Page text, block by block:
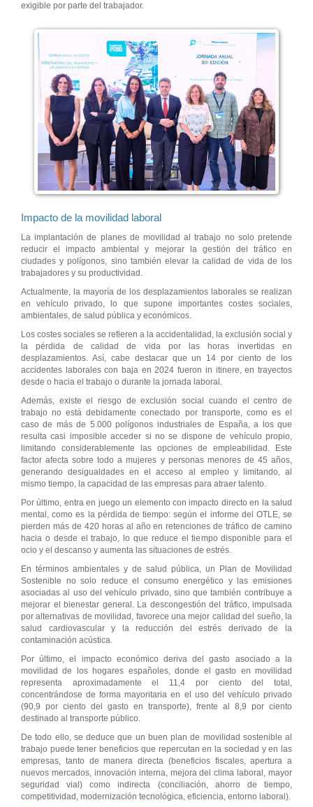
exigible por parte del trabajador.
Impacto de la movilidad laboral
La implantación de planes de movilidad al trabajo no solo pretende
reducir el impacto ambiental y mejorar la gestión del tráfico en
ciudades y polígonos, sino también elevar la calidad de vida de los
trabajadores y su productividad.
Actualmente, la mayoría de los desplazamientos laborales se realizan
en vehículo privado, lo que supone importantes costes sociales,
ambientales, de salud pública y económicos.
Los costes sociales se refieren a la accidentalidad, la exclusión social y
la pérdida de calidad de vida por las horas invertidas en
desplazamientos. Así, cabe destacar que un 14 por ciento de los
accidentes laborales con baja en 2024 fueron in itinere, en trayectos
desde o hacia el trabajo o durante la jornada laboral.
Además, existe el riesgo de exclusión social cuando el centro de
trabajo no está debidamente conectado por transporte, como es el
caso de más de 5.000 polígonos industriales de España, a los que
resulta casi imposible acceder si no se dispone de vehículo propio,
limitando considerablemente las opciones de empleabilidad. Este
factor afecta sobre todo a mujeres y personas menores de 45 años,
generando desigualdades en el acceso al empleo y limitando, al
mismo tiempo, la capacidad de las empresas para atraer talento.
Por último, entra en juego un elemento con impacto directo en la salud
mental, como es la pérdida de tiempo: según el informe del OTLE, se
pierden más de 420 horas al año en retenciones de tráfico de camino
hacia o desde el trabajo, lo que reduce el tiempo disponible para el
ocio y el descanso y aumenta las situaciones de estrés.
En términos ambientales y de salud pública, un Plan de Movilidad
Sostenible no solo reduce el consumo energético y las emisiones
asociadas al uso del vehículo privado, sino que también contribuye a
mejorar el bienestar general. La descongestión del tráfico, impulsada
por alternativas de movilidad, favorece una mejor calidad del sueño, la
salud cardiovascular y la reducción del estrés derivado de la
contaminación acústica.
Por último, el impacto económico deriva del gasto asociado a la
movilidad de los hogares españoles, donde el gasto en movilidad
representa aproximadamente el 11,4 por ciento del total,
concentrándose de forma mayoritaria en el uso del vehículo privado
(90,9 por ciento del gasto en transporte), frente al 8,9 por ciento
destinado al transporte público.
De todo ello, se deduce que un buen plan de movilidad sostenible al
trabajo puede tener beneficios que repercutan en la sociedad y en las
empresas, tanto de manera directa (beneficios fiscales, apertura a
nuevos mercados, innovación interna, mejora del clima laboral, mayor
seguridad vial) como indirecta (conciliación, ahorro de tiempo,
competitividad, modernización tecnológica, eficiencia, entorno laboral).